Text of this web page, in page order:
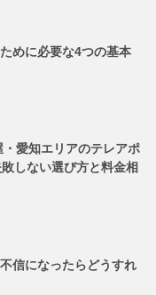
めに必要な4つの基本
・愛知エリアのテレアポ
しない選び方と料金相
信になったらどうすれ